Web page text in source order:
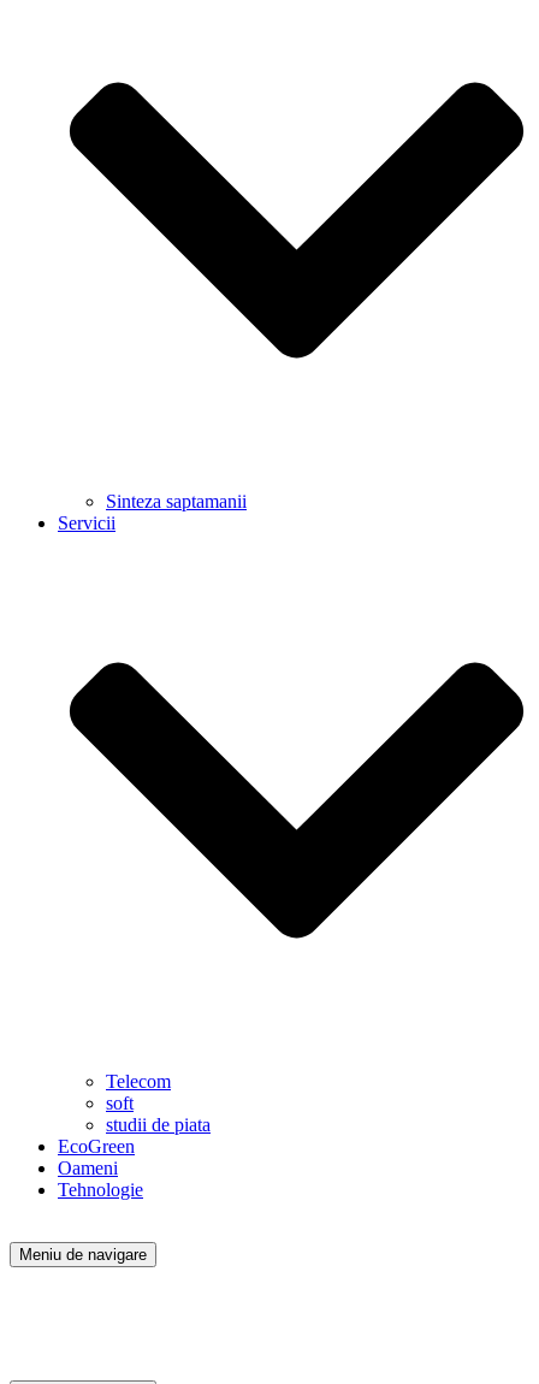
Sinteza saptamanii
Servicii
Telecom
soft
studii de piata
EcoGreen
Oameni
Tehnologie
Meniu de navigare